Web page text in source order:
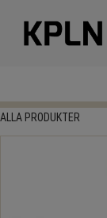
ALLA PRODUKTER